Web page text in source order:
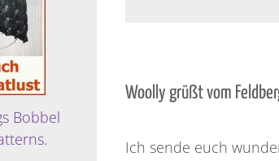
Bobbel
Woolly grüßt vom
Ich sende euch